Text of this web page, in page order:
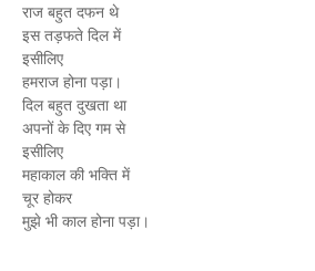
राज बहुत दफन थे
इस तड़फते दिल में
इसीलिए
हमराज होना पड़ा।
दिल बहुत दुखता था
अपनों के दिए गम से
इसीलिए
महाकाल की भक्ति में
चूर होकर
मुझे भी काल होना पड़ा।